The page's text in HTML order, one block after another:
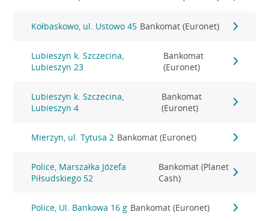
Kołbaskowo, ul. Ustowo 45 Bankomat (Euronet)
Lubieszyn k. Szczecina,
Lubieszyn 23
Bankomat
(Euronet)
Lubieszyn k. Szczecina,
Lubieszyn 4
Bankomat
(Euronet)
Mierzyn, ul. Tytusa 2 Bankomat (Euronet)
Police, Marszałka Józefa
Piłsudskiego 52
Bankomat (Planet
Cash)
Police, Ul. Bankowa 16 g Bankomat (Euronet)